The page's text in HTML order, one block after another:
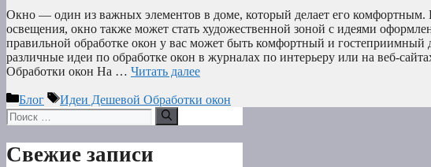
Окно — один из важных элементов в доме, который делает его комфортным.
освещения, окно также может стать художественной зоной с идеями
правильной обработке окон у вас может быть комфортный и
различные идеи по обработке окон в журналах по интерьеру или на веб-
Обработки окон На … Читать далее
Рубрики
Блог Метки
Идеи Дешевой Обработки окон
Поиск:
Свежие записи